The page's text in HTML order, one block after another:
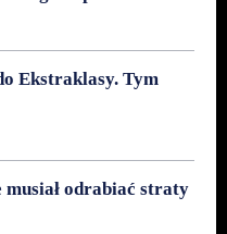
Ekstraklasy. Tym
musiał odrabiać straty